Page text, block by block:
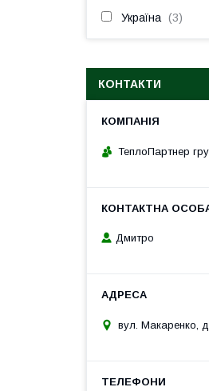
Україна 3
КОНТАКТИ
ТеплоПартнер
Дмитро
вул. Макаренко,